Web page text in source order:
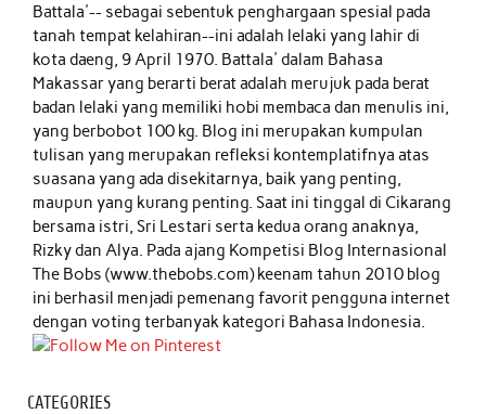
Battala'-- sebagai sebentuk penghargaan spesial pada
tanah tempat kelahiran--ini adalah lelaki yang lahir di
kota daeng, 9 April 1970. Battala' dalam Bahasa
Makassar yang berarti berat adalah merujuk pada berat
badan lelaki yang memiliki hobi membaca dan menulis ini,
yang berbobot 100 kg. Blog ini merupakan kumpulan
tulisan yang merupakan refleksi kontemplatifnya atas
suasana yang ada disekitarnya, baik yang penting,
maupun yang kurang penting. Saat ini tinggal di Cikarang
bersama istri, Sri Lestari serta kedua orang anaknya,
Rizky dan Alya. Pada ajang Kompetisi Blog Internasional
The Bobs (www.thebobs.com) keenam tahun 2010 blog
ini berhasil menjadi pemenang favorit pengguna internet
dengan voting terbanyak kategori Bahasa Indonesia.
CATEGORIES